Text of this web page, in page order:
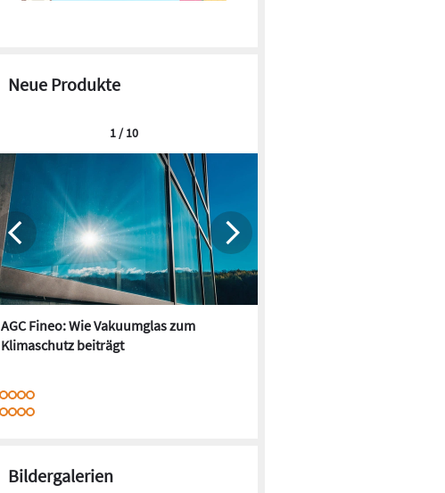
Neue Produkte
AGC Fineo: Wie Vakuumglas zum
Klimaschutz beiträgt
1 / 10
Bildergalerien